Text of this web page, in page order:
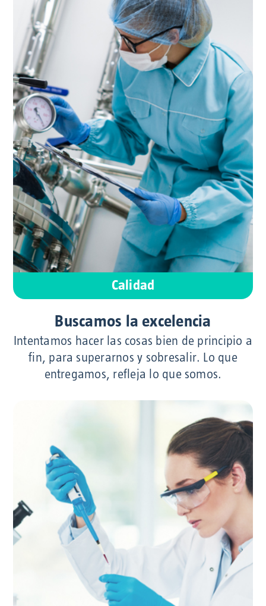
Calidad
Buscamos la excelencia
Intentamos hacer las cosas bien de principio a
fin, para superarnos y sobresalir. Lo que
entregamos, refleja lo que somos.